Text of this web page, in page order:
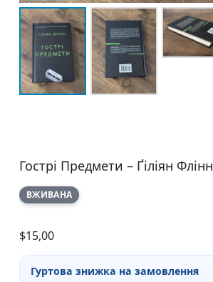
Гострі Предмети – Ґіліян Флінн
ВЖИВАНА
$15,00
Гуртова знижка на замовлення